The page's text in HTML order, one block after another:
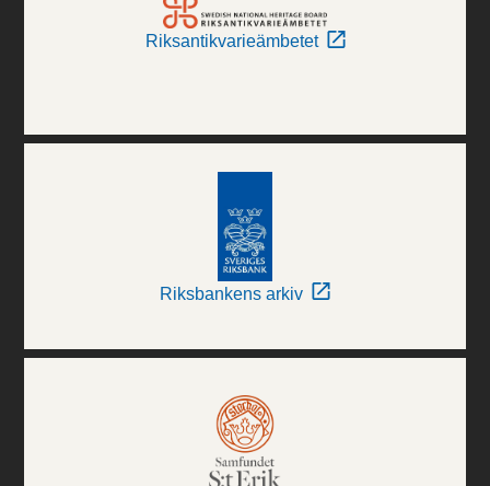
Riksantikvarieämbetet
Riksbankens arkiv